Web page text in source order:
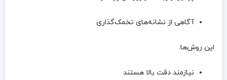
آگاهی از نشانه‌های تخمک‌گذاری
این روش‌ها:
نیازمند دقت بالا هستند